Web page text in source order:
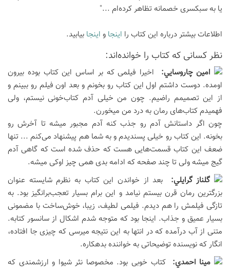
یا به سبکسری خصمانه تظاهر کرده‌ام ..."
اطلاعات بیشتر درباره این کتاب را اینجا و اینجا بیابید.
نظر كسانی كه كتاب را خوانده‌اند:
امين چاروسايي: اخیرا فیلمی که بر اساس این کتاب بوده بیرون
اومده. دوست داشتم اول این کتاب رو بخونم و بعد اون فیلم رو ببینم و
از این تصمیمم راضیم. چون من خیلی آدم کتاب‌خونی نیستم، ولی
فهمیدم کتاب‌های رمان به درد من میخورن.
چون اگر داستانش آدم رو جذب کنه آدم مجبور میشه تا آخرش رو
بخونه. این کتاب رو خیلی پسندیدم و به شما هم پیشنهاد می‌کنم ... تنها
ضعف این کتاب قسمت‌هایی هست که حذف شده است که گاهی آدم
گیج میشه ولی تا چند صفحه که ادامه بدی همی چیز اوکی میشه.
گلناز گرايلي: بعد از خواندن این کتاب به نظرم شایسته عنوان
بزرگترین رمان قرن بیستم نیامد و این برام بسیار تعجب‌برانگیز بود. به
تازگی فیلمش را هم دیدم. فیلمی لطیف، زیبا، خوش‌ساخت با مضمونی
بسیار عمیق و جذاب. اینجا بود که متوجه شدم اشکال از سانسور کتابه.
متنی از آب درآمده که در انتها به این نتیجه میرسی که چیزی جا افتاده،
انگار که نویسنده توضیحاتی به خواننده بدهکاره.
مينا احمدي:کتاب خوبی بود. مخصوصا نثر شیوا و ارزشمندی که